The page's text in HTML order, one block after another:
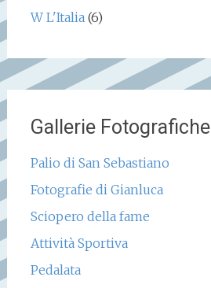
W L'Italia(6)
Gallerie Fotografiche
Palio di San Sebastiano
Fotografie di Gianluca
Sciopero della fame
Attività Sportiva
Pedalata